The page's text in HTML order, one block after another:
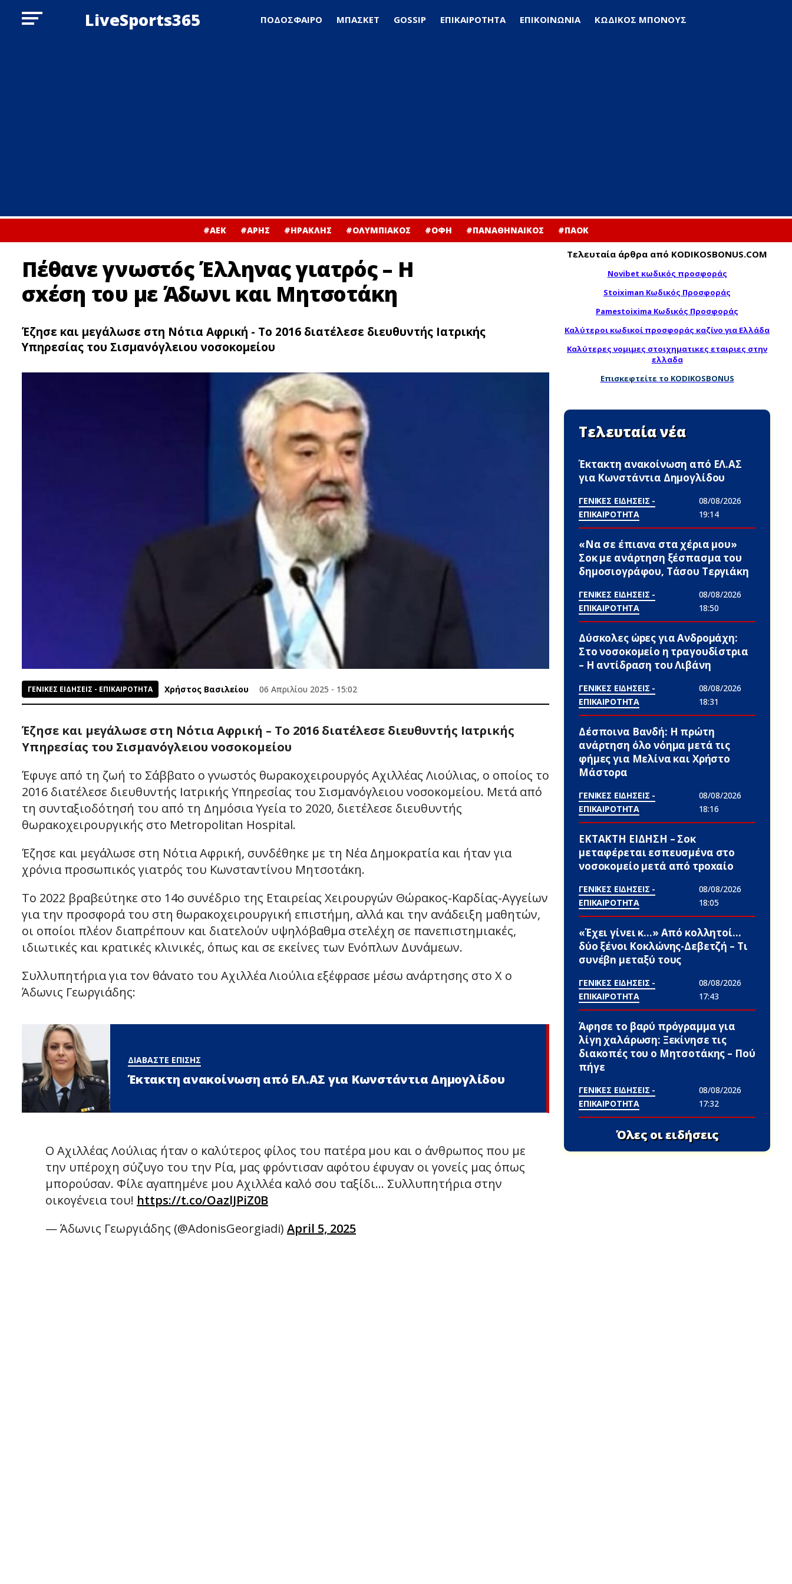
LiveSports365 ΠΟΔΟΣΦΑΙΡΟ ΜΠΑΣΚΕΤ GOSSIP ΕΠΙΚΑΙΡΟΤΗΤΑ ΕΠΙΚΟΙΝΩΝΙΑ ΚΩΔΙΚΟΣ ΜΠΟΝΟΥΣ
#ΑΕΚ #ΑΡΗΣ #ΗΡΑΚΛΗΣ #ΟΛΥΜΠΙΑΚΟΣ #ΟΦΗ #ΠΑΝΑΘΗΝΑΙΚΟΣ #ΠΑΟΚ
Πέθαvε γνωστóς Έλληνας γιατρός – Η
σxέση του με Άδωνι και Μητσοτάκη
Έζησε και μεγάλωσε στη Νότια Αφρική - Το 2016 διατέλεσε διευθυντής Ιατρικής
Υπηρεσίας του Σισμανόγλειου νοσοκομείου
ΓΕΝΙΚΕΣ ΕΙΔΗΣΕΙΣ - ΕΠΙΚΑΙΡΟΤΗΤΑ Χρήστος Βασιλείου 06 Απριλίου 2025 - 15:02
Έζησε και μεγάλωσε στη Νότια Αφρική – Το 2016 διατέλεσε διευθυντής Ιατρικής
Υπηρεσίας του Σισμανόγλειου νοσοκομείου
Έφυγε από τη ζωή το Σάββατο ο γνωστός θωρακοχειρουργός Αχιλλέας Λιούλιας, ο οποίος το
2016 διατέλεσε διευθυντής Ιατρικής Υπηρεσίας του Σισμανόγλειου νοσοκομείου. Μετά από
τη συνταξιοδότησή του από τη Δημόσια Υγεία το 2020, διετέλεσε διευθυντής
θωρακοχειρουργικής στο Metropolitan Hospital.
Έζησε και μεγάλωσε στη Νότια Αφρική, συνδέθηκε με τη Νέα Δημοκρατία και ήταν για
χρόνια προσωπικός γιατρός του Κωνσταντίνου Μητσοτάκη.
Το 2022 βραβεύτηκε στο 14ο συνέδριο της Εταιρείας Χειρουργών Θώρακος-Καρδίας-Αγγείων
για την προσφορά του στη θωρακοχειρουργική επιστήμη, αλλά και την ανάδειξη μαθητών,
οι οποίοι πλέον διαπρέπουν και διατελούν υψηλόβαθμα στελέχη σε πανεπιστημιακές,
ιδιωτικές και κρατικές κλινικές, όπως και σε εκείνες των Ενόπλων Δυνάμεων.
Συλλυπητήρια για τον θάνατο του Αχιλλέα Λιούλια εξέφρασε μέσω ανάρτησης στο Χ ο
Άδωνις Γεωργιάδης:
ΔΙΑΒΑΣΤΕ ΕΠΙΣΗΣ
Έκτακτη ανακοίνωση από ΕΛ.ΑΣ για Κωνστάντια Δημογλίδου
Ο Αχιλλέας Λούλιας ήταν ο καλύτερος φίλος του πατέρα μου και ο άνθρωπος που με
την υπέροχη σύζυγο του την Ρία, μας φρόντισαν αφότου έφυγαν οι γονείς μας όπως
μπορούσαν. Φίλε αγαπημένε μου Αχιλλέα καλό σου ταξίδι… Συλλυπητήρια στην
οικογένεια του! https://t.co/OazlJPiZ0B
— Άδωνις Γεωργιάδης (@AdonisGeorgiadi) April 5, 2025
Τελευταία άρθρα από KODIKOSBONUS.COM
Novibet κωδικός προσφοράς
Stoiximan Κωδικός Προσφοράς
Pamestoixima Κωδικός Προσφοράς
Καλύτεροι κωδικοί προσφοράς καζίνο για Ελλάδα
Καλύτερες νομιμες στοιχηματικες εταιριες στην
ελλαδα
Επισκεφτείτε το KODIKOSBONUS
Τελευταία νέα
Έκτακτη ανακοίνωση από ΕΛ.ΑΣ
για Κωνστάντια Δημογλίδου
ΓΕΝΙΚΕΣ ΕΙΔΗΣΕΙΣ -
ΕΠΙΚΑΙΡΟΤΗΤΑ
08/08/2026
19:14
«Να σε έπιανα στα χέρια μου»
Σoκ με ανάρτηση ξέσπασμα του
δημοσιογράφου, Τάσου Τεργιάκη
ΓΕΝΙΚΕΣ ΕΙΔΗΣΕΙΣ -
ΕΠΙΚΑΙΡΟΤΗΤΑ
08/08/2026
18:50
Δύσκολες ώpες για Ανδρομάχη:
Στο νοσοκομείο η τραγουδίστρια
– Η αντίδραση του Λιβάνη
ΓΕΝΙΚΕΣ ΕΙΔΗΣΕΙΣ -
ΕΠΙΚΑΙΡΟΤΗΤΑ
08/08/2026
18:31
Δέσποινα Βανδή: Η πρώτη
ανάρτηση όλο νόημα μετά τις
φήμες για Μελίνα και Χρήστο
Μάστορα
ΓΕΝΙΚΕΣ ΕΙΔΗΣΕΙΣ -
ΕΠΙΚΑΙΡΟΤΗΤΑ
08/08/2026
18:16
ΕΚΤΑΚΤΗ ΕΙΔΗΣΗ – Σoκ
μεταφέρεται εσπευσμένα στο
νοσοκομείο μετά από τpοxαίο
ΓΕΝΙΚΕΣ ΕΙΔΗΣΕΙΣ -
ΕΠΙΚΑΙΡΟΤΗΤΑ
08/08/2026
18:05
«Έχει γίνει κ…» Από κολλητοί…
δύο ξένοι Κοκλώνης-Δεβετζή – Τι
συνέβn μεταξύ τους
ΓΕΝΙΚΕΣ ΕΙΔΗΣΕΙΣ -
ΕΠΙΚΑΙΡΟΤΗΤΑ
08/08/2026
17:43
Άφησε το βαρύ πρόγραμμα για
λίγη χαλάρωση: Ξεκίνησε τις
διακοπές του ο Μητσοτάκης – Πού
πήγε
ΓΕΝΙΚΕΣ ΕΙΔΗΣΕΙΣ -
ΕΠΙΚΑΙΡΟΤΗΤΑ
08/08/2026
17:32
Όλες οι ειδήσεις